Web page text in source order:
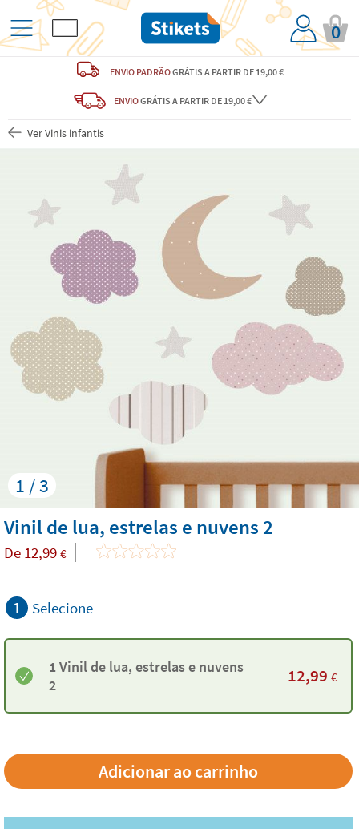
0
ENVIO PADRÃOGRÁTIS A PARTIR DE 19,00 €
ENVIOGRÁTIS A PARTIR DE 19,00 €
Ver Vinis infantis
1 / 3
Vinil de lua, estrelas e nuvens 2
De 12,99 €
1 Selecione
1 Vinil de lua, estrelas e nuvens
2
12,99 €